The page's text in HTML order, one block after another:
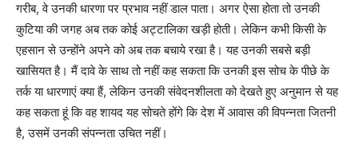
गरीब, वे उनकी धारणा पर प्रभाव नहीं डाल पाता। अगर ऐसा होता तो उनकी
कुटिया की जगह अब तक कोई अट्टालिका खड़ी होती। लेकिन कभी किसी के
एहसान से उन्होंने अपने को अब तक बचाये रखा है। यह उनकी सबसे बड़ी
खासियत है। मैं दावे के साथ तो नहीं कह सकता कि उनकी इस सोच के पीछे के
तर्क या धारणाएं क्या हैं, लेकिन उनकी संवेदनशीलता को देखते हुए अनुमान से यह
कह सकता हूं कि वह शायद यह सोचते होंगे कि देश में आवास की विपन्नता जितनी
है, उसमें उनकी संपन्नता उचित नहीं।